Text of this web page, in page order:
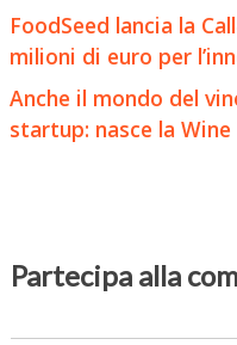
FoodSeed lancia la
milioni di euro per
Anche il mondo del
startup: nasce la Wine
Partecipa alla